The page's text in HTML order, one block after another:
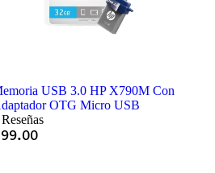
USB 3.0 HP X790M Con
OTG Micro USB
99.00